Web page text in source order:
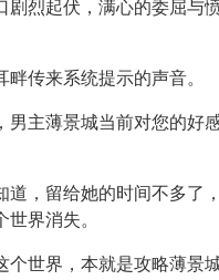
剧烈起伏，满心的委屈与
畔传来系统提示的声音。
男主薄景城当前对您的好
道，留给她的时间不多了
世界消失。
个世界，本就是攻略薄景